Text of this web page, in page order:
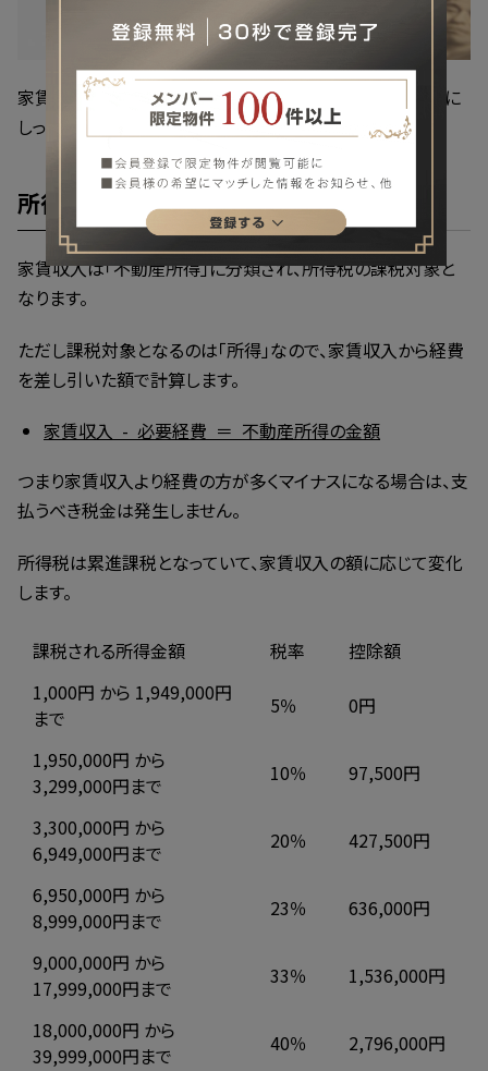
家賃収入にまつわる税金のことも、賃貸経営をはじめる前に
しっかり把握しておきましょう。
所得税
家賃収入は「不動産所得」に分類され、所得税の課税対象と
なります。
ただし課税対象となるのは「所得」なので、家賃収入から経費
を差し引いた額で計算します。
家賃収入 - 必要経費 ＝ 不動産所得の金額
つまり家賃収入より経費の方が多くマイナスになる場合は、支
払うべき税金は発生しません。
所得税は累進課税となっていて、家賃収入の額に応じて変化
します。
課税される所得金額 税率
控除額
1,000円 から 1,949,000円
まで
5％ 0円
1,950,000円 から
3,299,000円まで
10％ 97,500円
3,300,000円 から
6,949,000円まで
20％ 427,500円
6,950,000円 から
8,999,000円まで
23％ 636,000円
9,000,000円 から
17,999,000円まで
33％ 1,536,000円
18,000,000円 から
39,999,000円まで
40％ 2,796,000円